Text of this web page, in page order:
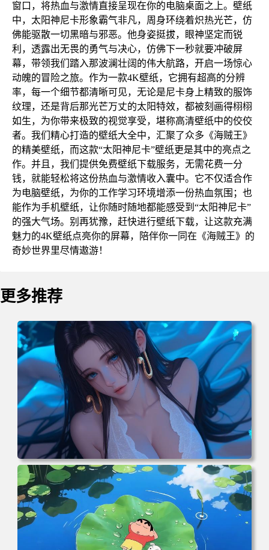
窗口，将热血与激情直接呈现在你的电脑桌面之上。壁纸
中，太阳神尼卡形象霸气非凡，周身环绕着炽热光芒，仿
佛能驱散一切黑暗与邪恶。他身姿挺拔，眼神坚定而锐
利，透露出无畏的勇气与决心，仿佛下一秒就要冲破屏
幕，带领我们踏入那波澜壮阔的伟大航路，开启一场惊心
动魄的冒险之旅。作为一款4K壁纸，它拥有超高的分辨
率，每一个细节都清晰可见，无论是尼卡身上精致的服饰
纹理，还是背后那光芒万丈的太阳特效，都被刻画得栩栩
如生，为你带来极致的视觉享受，堪称高清壁纸中的佼佼
者。我们精心打造的壁纸大全中，汇聚了众多《海贼王》
的精美壁纸，而这款“太阳神尼卡”壁纸更是其中的亮点之
作。并且，我们提供免费壁纸下载服务，无需花费一分
钱，就能轻松将这份热血与激情收入囊中。它不仅适合作
为电脑壁纸，为你的工作学习环境增添一份热血氛围；也
能作为手机壁纸，让你随时随地都能感受到“太阳神尼卡”
的强大气场。别再犹豫，赶快进行壁纸下载，让这款充满
魅力的4K壁纸点亮你的屏幕，陪伴你一同在《海贼王》的
奇妙世界里尽情遨游！
更多推荐
电脑壁纸 二次元角色 动漫角色 女帝 波雅·汉库克 波雅汉库
克 海贼王 电脑桌面 高清壁纸 壁纸下载 壁纸大全